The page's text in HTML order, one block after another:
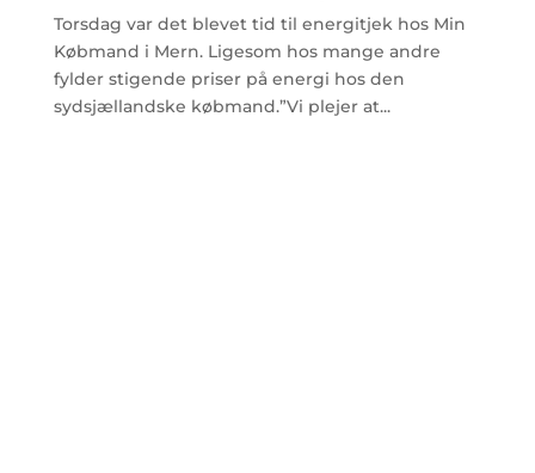
Torsdag var det blevet tid til energitjek hos Min
Købmand i Mern. Ligesom hos mange andre
fylder stigende priser på energi hos den
sydsjællandske købmand.”Vi plejer at...